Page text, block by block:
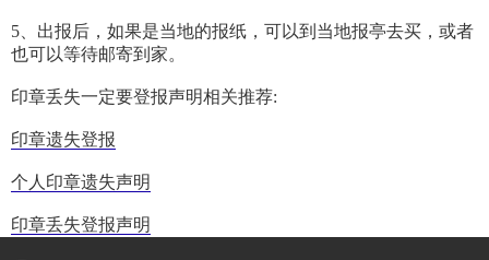
5、出报后，如果是当地的报纸，可以到当地报亭去买，或者
也可以等待邮寄到家。
印章丢失一定要登报声明相关推荐:
印章遗失登报
个人印章遗失声明
印章丢失登报声明